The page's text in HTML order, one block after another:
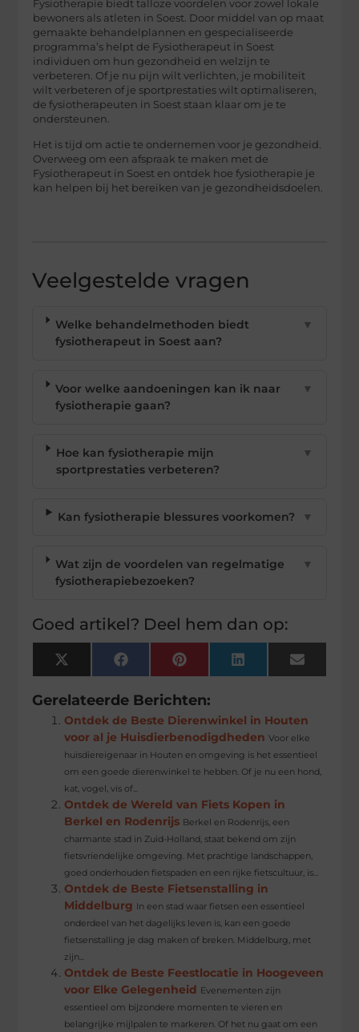
Fysiotherapie biedt talloze voordelen voor zowel lokale
bewoners als atleten in Soest. Door middel van op maat
gemaakte behandelplannen en gespecialiseerde
programma’s helpt de Fysiotherapeut in Soest
individuen om hun gezondheid en welzijn te
verbeteren. Of je nu pijn wilt verlichten, je mobiliteit
wilt verbeteren of je sportprestaties wilt optimaliseren,
de fysiotherapeuten in Soest staan klaar om je te
ondersteunen.
Het is tijd om actie te ondernemen voor je gezondheid.
Overweeg om een afspraak te maken met de
Fysiotherapeut in Soest en ontdek hoe fysiotherapie je
kan helpen bij het bereiken van je gezondheidsdoelen.
Veelgestelde vragen
Welke behandelmethoden biedt
fysiotherapeut in Soest aan?
▼
Voor welke aandoeningen kan ik naar
fysiotherapie gaan?
▼
Hoe kan fysiotherapie mijn
sportprestaties verbeteren?
▼
Kan fysiotherapie blessures voorkomen? ▼
Wat zijn de voordelen van regelmatige
fysiotherapiebezoeken?
▼
Goed artikel? Deel hem dan op:
X
(Twitter)
FacebookPinterest LinkedIn Email
Gerelateerde Berichten:
Ontdek de Beste Dierenwinkel in Houten
voor al je Huisdierbenodigdheden Voor elke
huisdiereigenaar in Houten en omgeving is het essentieel
om een goede dierenwinkel te hebben. Of je nu een hond,
kat, vogel, vis of...
Ontdek de Wereld van Fiets Kopen in
Berkel en Rodenrijs Berkel en Rodenrijs, een
charmante stad in Zuid-Holland, staat bekend om zijn
fietsvriendelijke omgeving. Met prachtige landschappen,
goed onderhouden fietspaden en een rijke fietscultuur, is...
Ontdek de Beste Fietsenstalling in
Middelburg In een stad waar fietsen een essentieel
onderdeel van het dagelijks leven is, kan een goede
fietsenstalling je dag maken of breken. Middelburg, met
zijn...
Ontdek de Beste Feestlocatie in Hoogeveen
voor Elke Gelegenheid Evenementen zijn
essentieel om bijzondere momenten te vieren en
belangrijke mijlpalen te markeren. Of het nu gaat om een